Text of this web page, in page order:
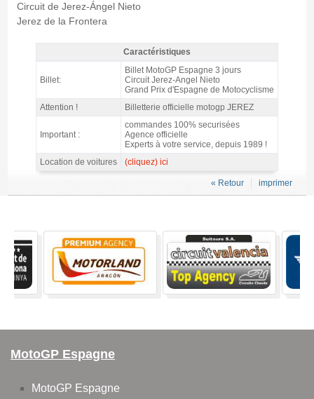
Circuit de Jerez-Ángel Nieto
Jerez de la Frontera
Billet Parking Moto GP Jerez 2026 - Caractéristiques
Caractéristiques
Billet:
Billet MotoGP Espagne 3 jours
Circuit Jerez-Angel Nieto
Grand Prix d'Espagne de Motocyclisme
Attention !
Billetterie officielle motogp JEREZ
Important :
commandes 100% securisées
Agence officielle
Experts à votre service, depuis 1989 !
Location de voitures
(cliquez) ici
imprimer
« Retour
MotoGP Espagne
MotoGP Espagne